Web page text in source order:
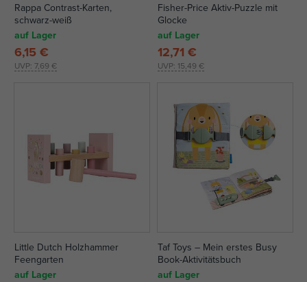
Rappa Contrast-Karten,
schwarz-weiß
auf Lager
UVP: 7,69 €
6,15 €
Fisher-Price Aktiv-Puzzle mit
Glocke
auf Lager
UVP: 15,49 €
12,71 €
Little Dutch Holzhammer
Feengarten
auf Lager
Taf Toys – Mein erstes Busy
Book-Aktivitätsbuch
auf Lager